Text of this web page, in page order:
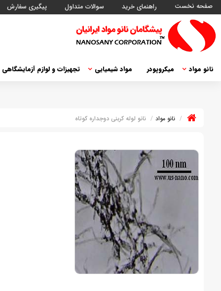
صفحه نخست راهنمای خرید سوالات متداول پیگیری سفارش
نانو مواد میکروپودر مواد شیمیایی تجهیزات و لوازم آزمایشگاهی
نانو مواد نانو لوله کربنی دوجداره کوتاه